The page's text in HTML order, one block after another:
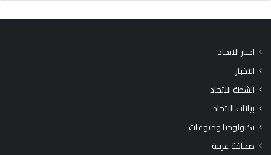
اخبار الاتحاد
الاخبار
انشطة الاتحاد
بيانات الاتحاد
تكنولوجيا ومنوعات
صحافة عربية